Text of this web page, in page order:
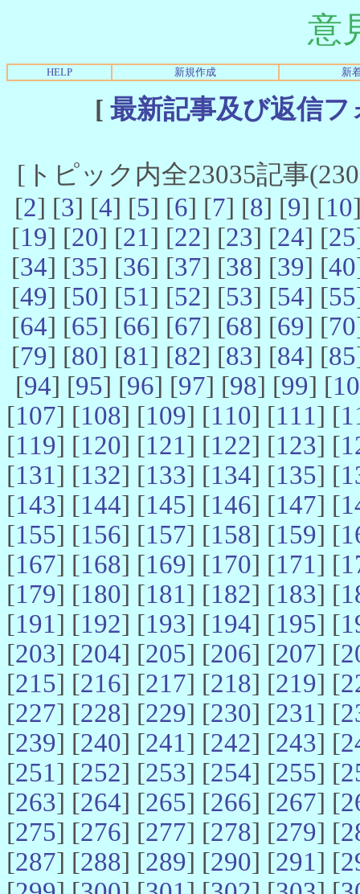
意
HELP 新規作成 新
[ 最新記事及び返信
[トピック内全23035記事
[2] [3] [4] [5] [6] [7] [8] [9] [10
[19] [20] [21] [22] [23] [24] [25
[34] [35] [36] [37] [38] [39] [40
[49] [50] [51] [52] [53] [54] [55
[64] [65] [66] [67] [68] [69] [70
[79] [80] [81] [82] [83] [84] [85
[94] [95] [96] [97] [98] [99] [
[107] [108] [109] [110] [111] [
[119] [120] [121] [122] [123] [
[131] [132] [133] [134] [135] [
[143] [144] [145] [146] [147] [
[155] [156] [157] [158] [159] [
[167] [168] [169] [170] [171] [
[179] [180] [181] [182] [183] [
[191] [192] [193] [194] [195] [
[203] [204] [205] [206] [207] [
[215] [216] [217] [218] [219] [
[227] [228] [229] [230] [231] [
[239] [240] [241] [242] [243] [
[251] [252] [253] [254] [255] [
[263] [264] [265] [266] [267] [
[275] [276] [277] [278] [279] [
[287] [288] [289] [290] [291] [